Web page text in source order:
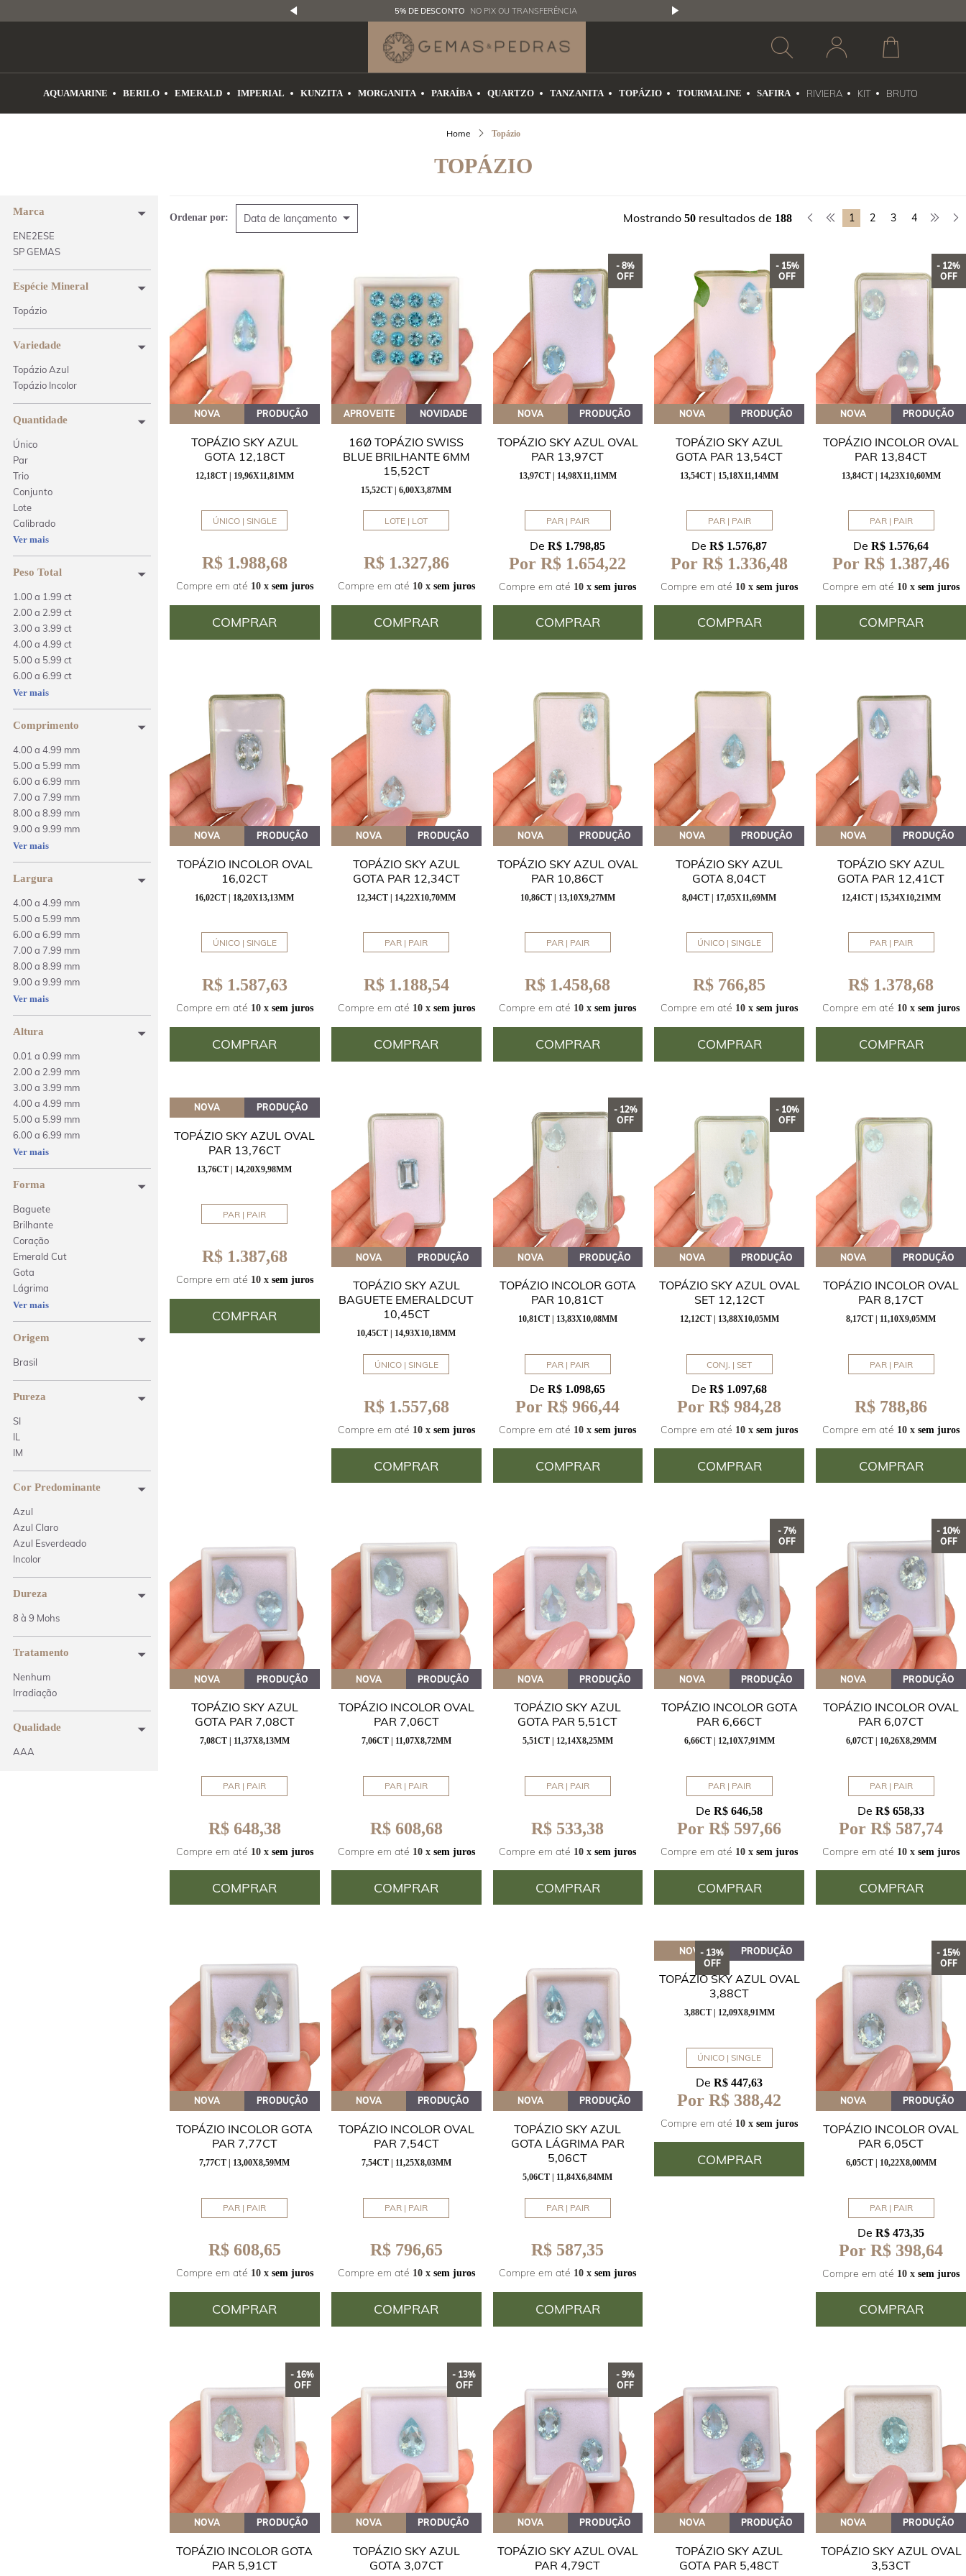
5% DE DESCONTO NO PIX OU TRANSFERÊNCIA
AQUAMARINE BERILO EMERALD IMPERIAL KUNZITA MORGANITA PARAÍBA QUARTZO TANZANITA TOPÁZIO TOURMALINE SAFIRA RIVIERA KIT BRUTO
Topázio
TOPÁZIO
Marca
ENE2ESE
SP GEMAS
Espécie Mineral
Topázio
Variedade
Topázio Azul
Topázio Incolor
Quantidade
Único
Par
Trio
Conjunto
Lote
Calibrado
Ver mais
Peso Total
1.00 a 1.99 ct
2.00 a 2.99 ct
3.00 a 3.99 ct
4.00 a 4.99 ct
5.00 a 5.99 ct
6.00 a 6.99 ct
7.00 a 7.99 ct
8.00 a 8.99 ct
9.00 a 9.99 ct
15.00 a 19.99 ct
Ver mais
Comprimento
4.00 a 4.99 mm
5.00 a 5.99 mm
6.00 a 6.99 mm
7.00 a 7.99 mm
8.00 a 8.99 mm
9.00 a 9.99 mm
10.00 a 14.99 mm
15.00 a 19.99 mm
Ver mais
Largura
4.00 a 4.99 mm
5.00 a 5.99 mm
6.00 a 6.99 mm
7.00 a 7.99 mm
8.00 a 8.99 mm
9.00 a 9.99 mm
10.00 a 14.99 mm
Ver mais
Altura
0.01 a 0.99 mm
2.00 a 2.99 mm
3.00 a 3.99 mm
4.00 a 4.99 mm
5.00 a 5.99 mm
6.00 a 6.99 mm
7.00 a 7.99 mm
8.00 a 8.99 mm
40.00 a 49.99 mm
Ver mais
Forma
Baguete
Brilhante
Coração
Emerald Cut
Gota
Lágrima
Oval
Pera
Retangular
Ver mais
Origem
Brasil
Pureza
SI
IL
IM
Cor Predominante
Azul
Azul Claro
Azul Esverdeado
Incolor
Dureza
8 à 9 Mohs
Tratamento
Nenhum
Irradiação
Qualidade
AAA
1 2 3 4
Mostrando 50 resultados de 188
Ordenar por: Data de lançamento
NOVA PRODUÇÃO
TOPÁZIO SKY AZUL
GOTA 12,18CT
12,18CT | 19,96X11,81MM
ÚNICO | SINGLE
R$ 1.988,68
Compre em até 10 x sem juros
COMPRAR
APROVEITE NOVIDADE
16Ø TOPÁZIO SWISS
BLUE BRILHANTE 6MM
15,52CT
15,52CT | 6,00X3,87MM
LOTE | LOT
R$ 1.327,86
Compre em até 10 x sem juros
COMPRAR
- 8%
OFF
NOVA PRODUÇÃO
TOPÁZIO SKY AZUL OVAL
PAR 13,97CT
13,97CT | 14,98X11,11MM
PAR | PAIR
DeR$ 1.798,85
Por R$ 1.654,22
Compre em até 10 x sem juros
COMPRAR
- 15%
OFF
NOVA PRODUÇÃO
TOPÁZIO SKY AZUL
GOTA PAR 13,54CT
13,54CT | 15,18X11,14MM
PAR | PAIR
DeR$ 1.576,87
Por R$ 1.336,48
Compre em até 10 x sem juros
COMPRAR
- 12%
OFF
NOVA PRODUÇÃO
TOPÁZIO INCOLOR OVAL
PAR 13,84CT
13,84CT | 14,23X10,60MM
PAR | PAIR
DeR$ 1.576,64
Por R$ 1.387,46
Compre em até 10 x sem juros
COMPRAR
NOVA PRODUÇÃO
TOPÁZIO INCOLOR OVAL
16,02CT
16,02CT | 18,20X13,13MM
ÚNICO | SINGLE
R$ 1.587,63
Compre em até 10 x sem juros
COMPRAR
NOVA PRODUÇÃO
TOPÁZIO SKY AZUL
GOTA PAR 12,34CT
12,34CT | 14,22X10,70MM
PAR | PAIR
R$ 1.188,54
Compre em até 10 x sem juros
COMPRAR
NOVA PRODUÇÃO
TOPÁZIO SKY AZUL OVAL
PAR 10,86CT
10,86CT | 13,10X9,27MM
PAR | PAIR
R$ 1.458,68
Compre em até 10 x sem juros
COMPRAR
NOVA PRODUÇÃO
TOPÁZIO SKY AZUL
GOTA 8,04CT
8,04CT | 17,05X11,69MM
ÚNICO | SINGLE
R$ 766,85
Compre em até 10 x sem juros
COMPRAR
NOVA PRODUÇÃO
TOPÁZIO SKY AZUL
GOTA PAR 12,41CT
12,41CT | 15,34X10,21MM
PAR | PAIR
R$ 1.378,68
Compre em até 10 x sem juros
COMPRAR
NOVA PRODUÇÃO
TOPÁZIO SKY AZUL OVAL
PAR 13,76CT
13,76CT | 14,20X9,98MM
PAR | PAIR
R$ 1.387,68
Compre em até 10 x sem juros
COMPRAR
NOVA PRODUÇÃO
TOPÁZIO SKY AZUL
BAGUETE EMERALDCUT
10,45CT
10,45CT | 14,93X10,18MM
ÚNICO | SINGLE
R$ 1.557,68
Compre em até 10 x sem juros
COMPRAR
- 12%
OFF
NOVA PRODUÇÃO
TOPÁZIO INCOLOR GOTA
PAR 10,81CT
10,81CT | 13,83X10,08MM
PAR | PAIR
DeR$ 1.098,65
Por R$ 966,44
Compre em até 10 x sem juros
COMPRAR
- 10%
OFF
NOVA PRODUÇÃO
TOPÁZIO SKY AZUL OVAL
SET 12,12CT
12,12CT | 13,88X10,05MM
CONJ. | SET
DeR$ 1.097,68
Por R$ 984,28
Compre em até 10 x sem juros
COMPRAR
NOVA PRODUÇÃO
TOPÁZIO INCOLOR OVAL
PAR 8,17CT
8,17CT | 11,10X9,05MM
PAR | PAIR
R$ 788,86
Compre em até 10 x sem juros
COMPRAR
NOVA PRODUÇÃO
TOPÁZIO SKY AZUL
GOTA PAR 7,08CT
7,08CT | 11,37X8,13MM
PAR | PAIR
R$ 648,38
Compre em até 10 x sem juros
COMPRAR
NOVA PRODUÇÃO
TOPÁZIO INCOLOR OVAL
PAR 7,06CT
7,06CT | 11,07X8,72MM
PAR | PAIR
R$ 608,68
Compre em até 10 x sem juros
COMPRAR
NOVA PRODUÇÃO
TOPÁZIO SKY AZUL
GOTA PAR 5,51CT
5,51CT | 12,14X8,25MM
PAR | PAIR
R$ 533,38
Compre em até 10 x sem juros
COMPRAR
- 7%
OFF
NOVA PRODUÇÃO
TOPÁZIO INCOLOR GOTA
PAR 6,66CT
6,66CT | 12,10X7,91MM
PAR | PAIR
DeR$ 646,58
Por R$ 597,66
Compre em até 10 x sem juros
COMPRAR
- 10%
OFF
NOVA PRODUÇÃO
TOPÁZIO INCOLOR OVAL
PAR 6,07CT
6,07CT | 10,26X8,29MM
PAR | PAIR
DeR$ 658,33
Por R$ 587,74
Compre em até 10 x sem juros
COMPRAR
NOVA PRODUÇÃO
TOPÁZIO INCOLOR GOTA
PAR 7,77CT
7,77CT | 13,00X8,59MM
PAR | PAIR
R$ 608,65
Compre em até 10 x sem juros
COMPRAR
NOVA PRODUÇÃO
TOPÁZIO INCOLOR OVAL
PAR 7,54CT
7,54CT | 11,25X8,03MM
PAR | PAIR
R$ 796,65
Compre em até 10 x sem juros
COMPRAR
NOVA PRODUÇÃO
TOPÁZIO SKY AZUL
GOTA LÁGRIMA PAR
5,06CT
5,06CT | 11,84X6,84MM
PAR | PAIR
R$ 587,35
Compre em até 10 x sem juros
COMPRAR
- 13%
OFF
NOVA PRODUÇÃO
TOPÁZIO SKY AZUL OVAL
3,88CT
3,88CT | 12,09X8,91MM
ÚNICO | SINGLE
DeR$ 447,63
Por R$ 388,42
Compre em até 10 x sem juros
COMPRAR
- 15%
OFF
NOVA PRODUÇÃO
TOPÁZIO INCOLOR OVAL
PAR 6,05CT
6,05CT | 10,22X8,00MM
PAR | PAIR
DeR$ 473,35
Por R$ 398,64
Compre em até 10 x sem juros
COMPRAR
- 16%
OFF
NOVA PRODUÇÃO
TOPÁZIO INCOLOR GOTA
PAR 5,91CT
- 13%
OFF
NOVA PRODUÇÃO
TOPÁZIO SKY AZUL
GOTA 3,07CT
- 9%
OFF
NOVA PRODUÇÃO
TOPÁZIO SKY AZUL OVAL
PAR 4,79CT
NOVA PRODUÇÃO
TOPÁZIO SKY AZUL
GOTA PAR 5,48CT
NOVA PRODUÇÃO
TOPÁZIO SKY AZUL OVAL
3,53CT